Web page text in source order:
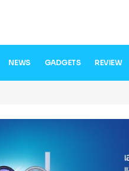
NEWS GADGETS REVIEW